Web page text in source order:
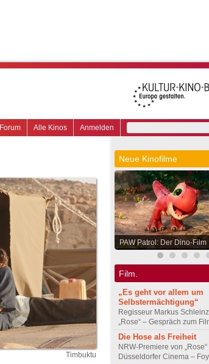
Anmelden
Alle Kinos
Forum
Timbuktu
Neue Kinofilme
PAW Patrol: Der Dino-Film
Film.
„Es geht vor allem um
Selbstermächtigung“
Regisseur Markus
„Rose“ – Gespräch zum
Die Hose als Freiheit
NRW-Premiere von „Rose“
Düsseldorfer Cinema –